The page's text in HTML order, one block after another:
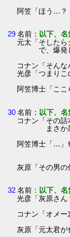
阿笠「ほう…？
29 名前： 以下、
元太「そした
で、爆発し
コナン「そんな
光彦「つまりこ
阿笠博士「こ
30 名前： 以下、
コナン「その
まさか黒の
阿笠博士「…」
灰原「その男の
32 名前： 以下、
光彦「灰原さん
コナン「オメー
灰原「元太君が